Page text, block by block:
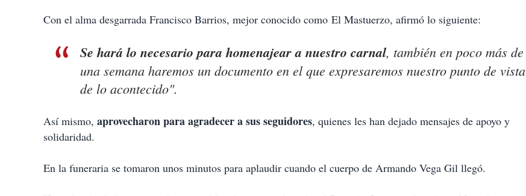
Con el alma desgarrada Francisco Barrios, mejor conocido como El Mastuerzo, afirmó lo siguiente:
Se hará lo necesario para homenajear a nuestro carnal, también en poco más de
una semana haremos un documento en el que expresaremos nuestro punto de vista
de lo acontecido".
Así mismo, aprovecharon para agradecer a sus seguidores, quienes les han dejado mensajes de apoyo y
solidaridad.
En la funeraria se tomaron unos minutos para aplaudir cuando el cuerpo de Armando Vega Gil llegó.